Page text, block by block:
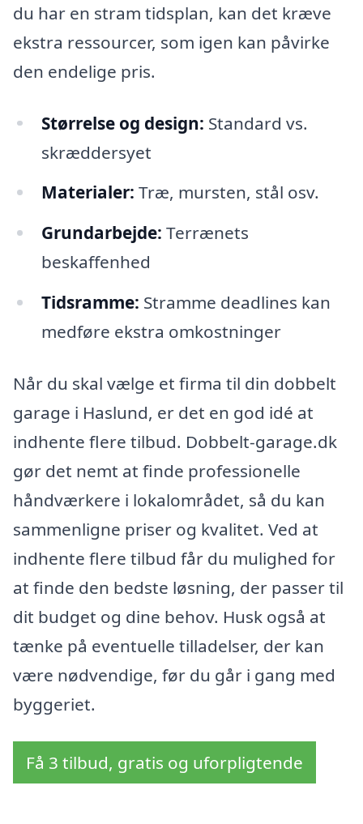
du har en stram tidsplan, kan det kræve
ekstra ressourcer, som igen kan påvirke
den endelige pris.
Størrelse og design: Standard vs.
skræddersyet
Materialer: Træ, mursten, stål osv.
Grundarbejde: Terrænets
beskaffenhed
Tidsramme: Stramme deadlines kan
medføre ekstra omkostninger
Når du skal vælge et firma til din dobbelt
garage i Haslund, er det en god idé at
indhente flere tilbud. Dobbelt-garage.dk
gør det nemt at finde professionelle
håndværkere i lokalområdet, så du kan
sammenligne priser og kvalitet. Ved at
indhente flere tilbud får du mulighed for
at finde den bedste løsning, der passer til
dit budget og dine behov. Husk også at
tænke på eventuelle tilladelser, der kan
være nødvendige, før du går i gang med
byggeriet.
Få 3 tilbud, gratis og uforpligtende